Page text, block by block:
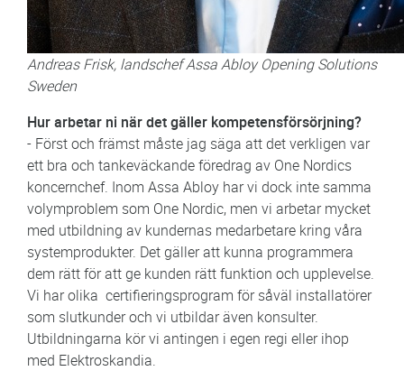
Andreas Frisk, landschef Assa Abloy Opening Solutions
Sweden
Hur arbetar ni när det gäller kompetensförsörjning?
- Först och främst måste jag säga att det verkligen var
ett bra och tankeväckande föredrag av One Nordics
koncernchef. Inom Assa Abloy har vi dock inte samma
volymproblem som One Nordic, men vi arbetar mycket
med utbildning av kundernas medarbetare kring våra
systemprodukter. Det gäller att kunna programmera
dem rätt för att ge kunden rätt funktion och upplevelse.
Vi har olika certifieringsprogram för såväl installatörer
som slutkunder och vi utbildar även konsulter.
Utbildningarna kör vi antingen i egen regi eller ihop
med Elektroskandia.